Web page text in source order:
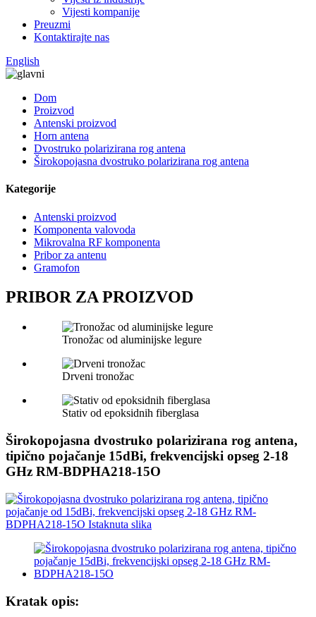
Vijesti kompanije
Preuzmi
Kontaktirajte nas
English
Dom
Proizvod
Antenski proizvod
Horn antena
Dvostruko polarizirana rog antena
Širokopojasna dvostruko polarizirana rog antena
Kategorije
Antenski proizvod
Komponenta valovoda
Mikrovalna RF komponenta
Pribor za antenu
Gramofon
PRIBOR ZA PROIZVOD
Tronožac od aluminijske legure
Drveni tronožac
Stativ od epoksidnih fiberglasa
Širokopojasna dvostruko polarizirana rog antena,
tipično pojačanje 15dBi, frekvencijski opseg 2-18
GHz RM-BDPHA218-15O
Kratak opis: